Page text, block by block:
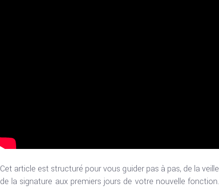
Cet article est structuré pour vous guider pas à pas, de la veille
de la signature aux premiers jours de votre nouvelle fonction.